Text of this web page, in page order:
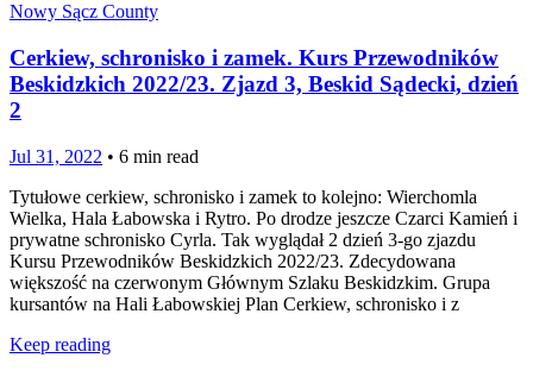
Nowy Sącz County
Cerkiew, schronisko i zamek. Kurs Przewodników
Beskidzkich 2022/23. Zjazd 3, Beskid Sądecki, dzień
2
Jul 31, 2022 • 6 min read
Tytułowe cerkiew, schronisko i zamek to kolejno: Wierchomla
Wielka, Hala Łabowska i Rytro. Po drodze jeszcze Czarci Kamień i
prywatne schronisko Cyrla. Tak wyglądał 2 dzień 3-go zjazdu
Kursu Przewodników Beskidzkich 2022/23. Zdecydowana
większość na czerwonym Głównym Szlaku Beskidzkim. Grupa
kursantów na Hali Łabowskiej Plan Cerkiew, schronisko i z
Keep reading